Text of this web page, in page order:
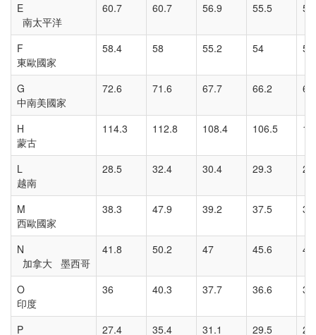
E
南太平洋
60.7 60.7 56.9 55.5
F
東歐國家
58.4 58 55.2 54
G
中南美國家
72.6 71.6 67.7 66.2
H
蒙古
114.3 112.8 108.4 106.5
L
越南
28.5 32.4 30.4 29.3
M
西歐國家
38.3 47.9 39.2 37.5
N
加拿大 墨西哥
41.8 50.2 47 45.6
O
印度
36 40.3 37.7 36.6
P
27.4 35.4 31.1 29.5